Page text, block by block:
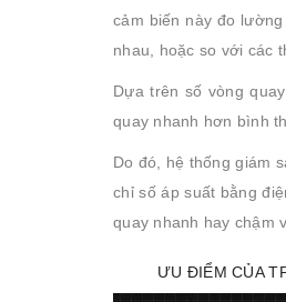
cảm biến này đo
nhau, hoặc so với các
Dựa trên số vòng
quay nhanh hơn bình
Do đó, hệ thống giám
chỉ số áp suất bằng
quay nhanh hay chậm
ƯU ĐIỂM CỦA